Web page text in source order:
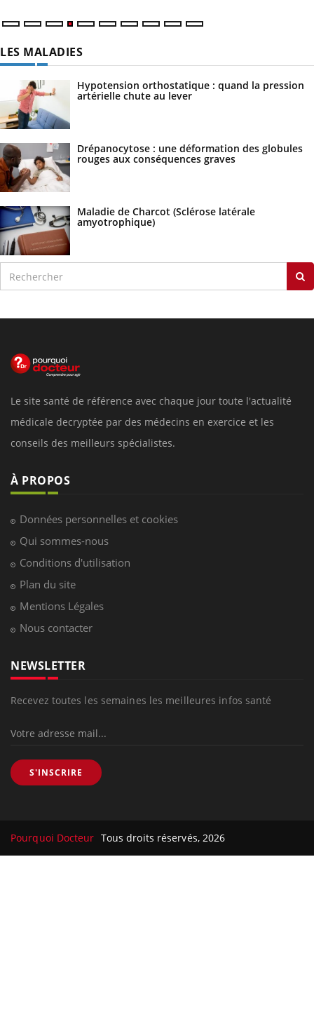
LES MALADIES
Hypotension orthostatique : quand la pression
artérielle chute au lever
Drépanocytose : une déformation des globules
rouges aux conséquences graves
Maladie de Charcot (Sclérose latérale
amyotrophique)
Le site santé de référence avec chaque jour toute l'actualité
médicale decryptée par des médecins en exercice et les
conseils des meilleurs spécialistes.
À PROPOS
Données personnelles et cookies
Qui sommes-nous
Conditions d'utilisation
Plan du site
Mentions Légales
Nous contacter
NEWSLETTER
Recevez toutes les semaines les meilleures infos santé
S'INSCRIRE
Pourquoi Docteur Tous droits réservés, 2026